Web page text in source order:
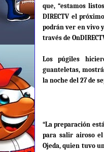
que, “estamos
DIRECTV el
podrán ver en vivo
través de
Los púgiles
guanteletas,
la noche del 27 de
“La preparación
para salir airoso el
Ojeda, quien tuvo